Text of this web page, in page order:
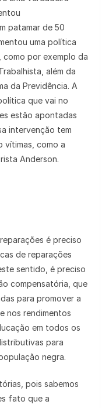
patamar de 50
uma política
por exemplo da
além da
da Previdência. A
que vai no
estão apontadas
intervenção tem
vítimas, como a
Anderson.
é preciso
de reparações
sentido, é preciso
compensatória, que
para promover a
nos rendimentos
em todos os
para
negra.
pois sabemos
fato que a